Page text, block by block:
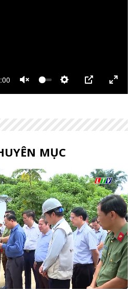
Unmute Thiết PIP
Enter
MỤC